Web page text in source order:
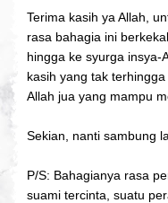
Terima kasih ya Allah,
rasa bahagia ini
hingga ke syurga insya-
kasih yang tak
Allah jua yang mampu
Sekian, nanti sambung
P/S: Bahagianya rasa
suami tercinta, suatu